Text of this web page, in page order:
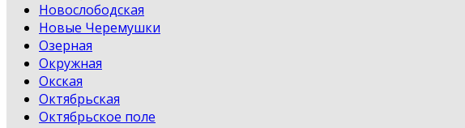
Новослободская
Новые Черемушки
Озерная
Окружная
Окская
Октябрьская
Октябрьское поле